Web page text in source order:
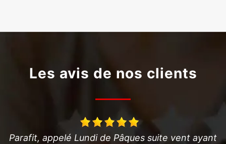
Les avis de nos clients
Artisan de bon conseil et qui a le sens du service